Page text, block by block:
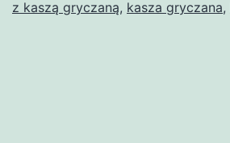
z kaszą gryczaną, kasza gryczana,